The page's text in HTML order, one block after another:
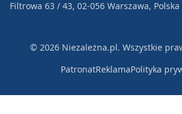
Filtrowa 63 / 43, 02-056 Warszawa, Polska
© 2026 Niezależna.pl. Wszystkie
PatronatReklamaPolityka